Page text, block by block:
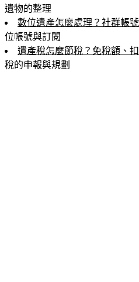
遺物的整理
數位遺產怎麼處理？社群帳
位帳號與訂閱
遺產稅怎麼節稅？免稅額、
稅的申報與規劃